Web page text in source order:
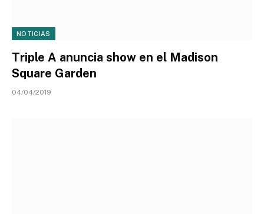
NOTICIAS
Triple A anuncia show en el Madison
Square Garden
04/04/2019